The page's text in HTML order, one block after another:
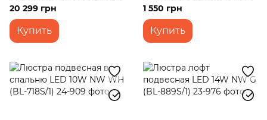
CH (BR-970S/3)
20 299 грн
Купить
1 550 грн
Купить